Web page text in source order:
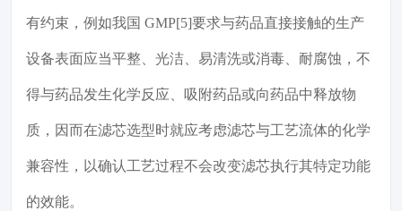
有约束，例如我国 GMP[5]要求与药品直接接触的生产
设备表面应当平整、光洁、易清洗或消毒、耐腐蚀，不
得与药品发生化学反应、吸附药品或向药品中释放物
质，因而在滤芯选型时就应考虑滤芯与工艺流体的化学
兼容性，以确认工艺过程不会改变滤芯执行其特定功能
的效能。